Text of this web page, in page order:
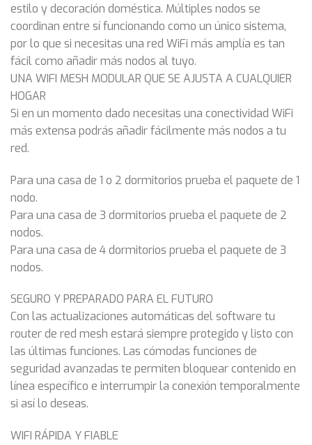
estilo y decoración doméstica. Múltiples nodos se
coordinan entre sí funcionando como un único sistema,
por lo que si necesitas una red WiFi más amplía es tan
fácil como añadir más nodos al tuyo.
UNA WIFI MESH MODULAR QUE SE AJUSTA A CUALQUIER
HOGAR
Si en un momento dado necesitas una conectividad WiFi
más extensa podrás añadir fácilmente más nodos a tu
red.
Para una casa de 1 o 2 dormitorios prueba el paquete de 1
nodo.
Para una casa de 3 dormitorios prueba el paquete de 2
nodos.
Para una casa de 4 dormitorios prueba el paquete de 3
nodos.
SEGURO Y PREPARADO PARA EL FUTURO
Con las actualizaciones automáticas del software tu
router de red mesh estará siempre protegido y listo con
las últimas funciones. Las cómodas funciones de
seguridad avanzadas te permiten bloquear contenido en
línea específico e interrumpir la conexión temporalmente
si así lo deseas.
WIFI RÁPIDA Y FIABLE